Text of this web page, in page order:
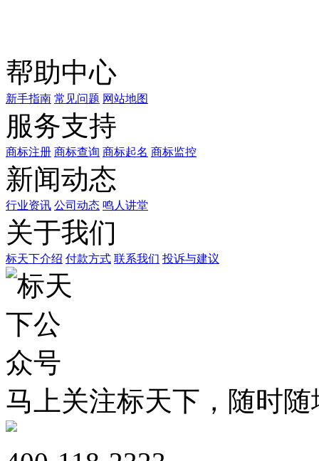
帮助中心
新手指南 常见问题 网站地图
服务支持
商标注册 商标查询 商标起名 商标监控
新闻动态
行业资讯 公司动态 鸣人讲堂
关于我们
标天下介绍 付款方式 联系我们 投诉与建议
马上关注标天下，随时